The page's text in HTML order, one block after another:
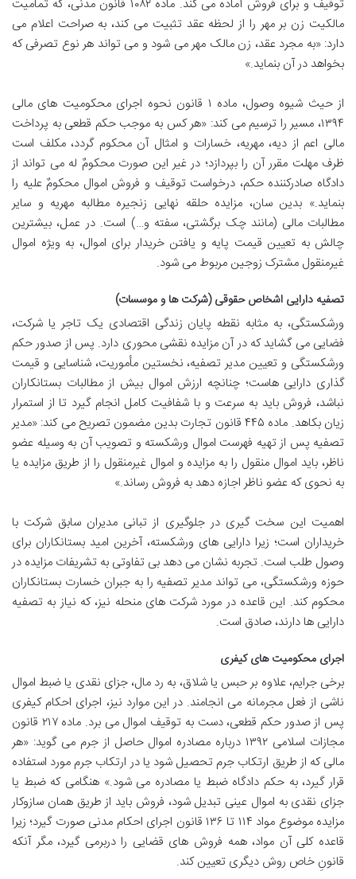
توقیف و برای فروش آماده می کند. ماده ۱۰۸۲ قانون مدنی، که تمامیت
مالکیت زن بر مهر را از لحظه عقد تثبیت می کند، به صراحت اعلام می
دارد: «به مجرد عقد، زن مالک مهر می شود و می تواند هر نوع تصرفی که
بخواهد در آن بنماید.»
از حیث شیوه وصول، ماده ۱ قانون نحوه اجرای محکومیت های مالی
۱۳۹۴، مسیر را ترسیم می کند: «هر کس به موجب حکم قطعی به پرداخت
مالی اعم از دیه، مهریه، خسارات و امثال آن محکوم گردد، مکلف است
ظرف مهلت مقرر آن را بپردازد؛ در غیر این صورت محکومٌ له می تواند از
دادگاه صادرکننده حکم، درخواست توقیف و فروش اموال محکومٌ علیه را
بنماید.» بدین سان، مزایده حلقه نهایی زنجیره مطالبه مهریه و سایر
مطالبات مالی (مانند چک برگشتی، سفته و…) است. در عمل، بیشترین
چالش به تعیین قیمت پایه و یافتن خریدار برای اموال، به ویژه اموال
غیرمنقول مشترک زوجین مربوط می شود.
تصفیه دارایی اشخاص حقوقی (شرکت ها و موسسات)
ورشکستگی، به مثابه نقطه پایان زندگی اقتصادی یک تاجر یا شرکت،
فضایی می گشاید که در آن مزایده نقشی محوری دارد. پس از صدور حکم
ورشکستگی و تعیین مدیر تصفیه، نخستین مأموریت، شناسایی و قیمت
گذاری دارایی هاست؛ چنانچه ارزش اموال بیش از مطالبات بستانکاران
نباشد، فروش باید به سرعت و با شفافیت کامل انجام گیرد تا از استمرار
زیان بکاهد. ماده ۴۴۵ قانون تجارت بدین مضمون تصریح می کند: «مدیر
تصفیه پس از تهیه فهرست اموال ورشکسته و تصویب آن به وسیله عضو
ناظر، باید اموال منقول را به مزایده و اموال غیرمنقول را از طریق مزایده یا
به نحوی که عضو ناظر اجازه دهد به فروش رساند.»
اهمیت این سخت گیری در جلوگیری از تبانی مدیران سابق شرکت با
خریداران است؛ زیرا دارایی های ورشکسته، آخرین امید بستانکاران برای
وصول طلب است. تجربه نشان می دهد بی تفاوتی به تشریفات مزایده در
حوزه ورشکستگی، می تواند مدیر تصفیه را به جبران خسارت بستانکاران
محکوم کند. این قاعده در مورد شرکت های منحله نیز، که نیاز به تصفیه
دارایی ها دارند، صادق است.
اجرای محکومیت های کیفری
برخی جرایم، علاوه بر حبس یا شلاق، به رد مال، جزای نقدی یا ضبط اموال
ناشی از فعل مجرمانه می انجامند. در این موارد نیز، اجرای احکام کیفری
پس از صدور حکم قطعی، دست به توقیف اموال می برد. ماده ۲۱۷ قانون
مجازات اسلامی ۱۳۹۲ درباره مصادره اموال حاصل از جرم می گوید: «هر
مالی که از طریق ارتکاب جرم تحصیل شود یا در ارتکاب جرم مورد استفاده
قرار گیرد، به حکم دادگاه ضبط یا مصادره می شود.» هنگامی که ضبط یا
جزای نقدی به اموال عینی تبدیل شود، فروش باید از طریق همان سازوکار
مزایده موضوع مواد ۱۱۴ تا ۱۳۶ قانون اجرای احکام مدنی صورت گیرد؛ زیرا
قاعده کلی آن مواد، همه فروش های قضایی را دربرمی گیرد، مگر آنکه
قانونِ خاص روش دیگری تعیین کند.